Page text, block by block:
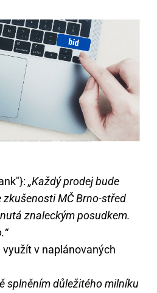
„Každý prodej bude
MČ Brno-střed
znaleckým posudkem.
v naplánovaných
splněním důležitého milníku